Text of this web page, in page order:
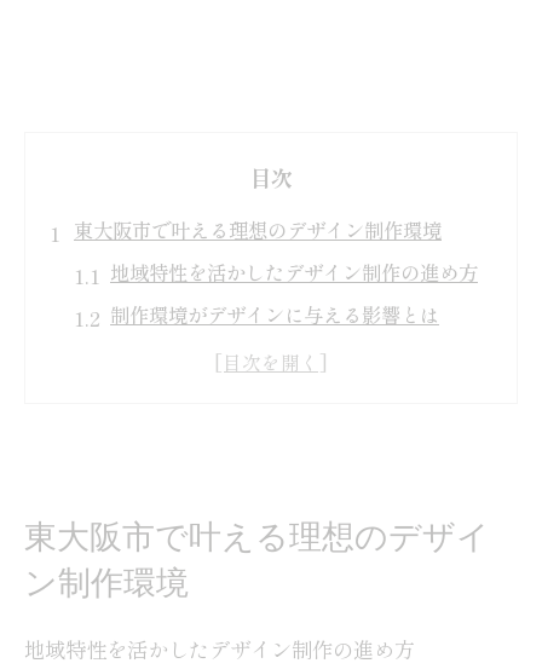
目次
東大阪市で叶える理想のデザイン制作環境
地域特性を活かしたデザイン制作の進め方
制作環境がデザインに与える影響とは
東大阪市で選ぶべき制作環境の基準
地域力を活かすデザイン制作の新常識
地域密着型デザイン制作の強みとは
地域力を取り入れたデザインの発想法
東大阪市で叶える理想のデザイ
ン制作環境
地域特性を活かしたデザイン制作の進め方